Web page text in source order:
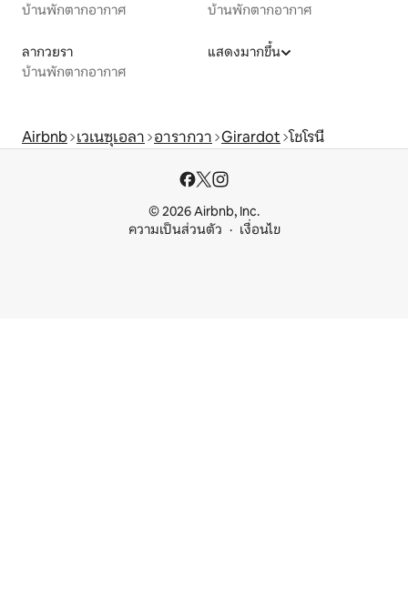
บ้านพักตากอากาศ
บ้านพักตากอากาศ
ลากวยรา
บ้านพักตากอากาศ
แสดงมากขึ้น
Airbnb เวเนซุเอลา อารากวา Girardot โชโรนี
© 2026 Airbnb, Inc.
ความเป็นส่วนตัว
เงื่อนไข